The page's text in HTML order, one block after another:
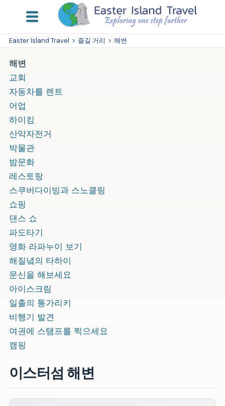
Easter Island Travel > 즐길 거리 > 해변
해변
교회
자동차를 렌트
어업
하이킹
산악자전거
박물관
밤문화
레스토랑
스쿠버다이빙과 스노클링
쇼핑
댄스 쇼
파도타기
영화 라파누이 보기
해질녘의 타하이
문신을 해보세요
아이스크림
일출의 통가리키
비행기 발견
여권에 스탬프를 찍으세요
캠핑
이스터섬 해변